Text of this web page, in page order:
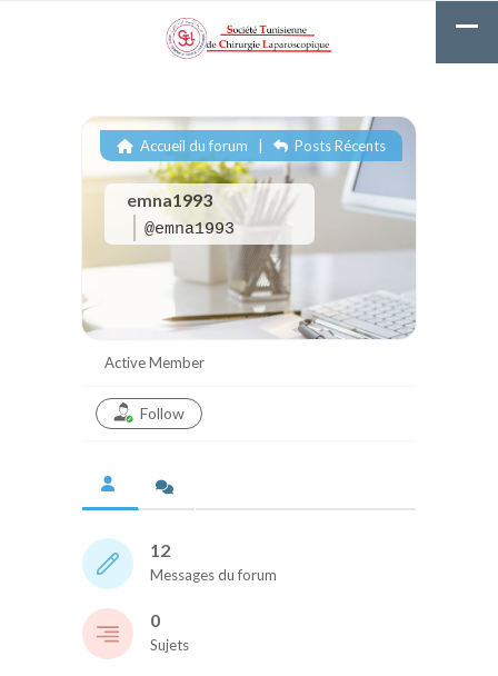
emna1993
@emna1993
Accueil du forum Posts Récents
Active Member
Follow
12
Messages du forum
0
Sujets